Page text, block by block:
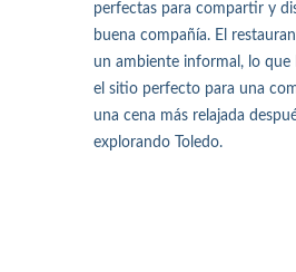
perfectas para compartir y
buena compañía. El
un ambiente informal, lo que
el sitio perfecto para una
una cena más relajada
explorando Toledo.